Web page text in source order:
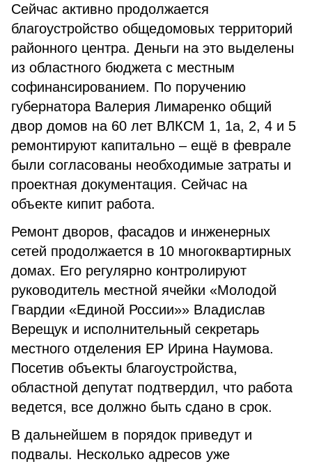
Сейчас активно продолжается
благоустройство общедомовых территорий
районного центра. Деньги на это выделены
из областного бюджета с местным
софинансированием. По поручению
губернатора Валерия Лимаренко общий
двор домов на 60 лет ВЛКСМ 1, 1а, 2, 4 и 5
ремонтируют капитально – ещё в феврале
были согласованы необходимые затраты и
проектная документация. Сейчас на
объекте кипит работа.
Ремонт дворов, фасадов и инженерных
сетей продолжается в 10 многоквартирных
домах. Его регулярно контролируют
руководитель местной ячейки «Молодой
Гвардии «Единой России»» Владислав
Верещук и исполнительный секретарь
местного отделения ЕР Ирина Наумова.
Посетив объекты благоустройства,
областной депутат подтвердил, что работа
ведется, все должно быть сдано в срок.
В дальнейшем в порядок приведут и
подвалы. Несколько адресов уже